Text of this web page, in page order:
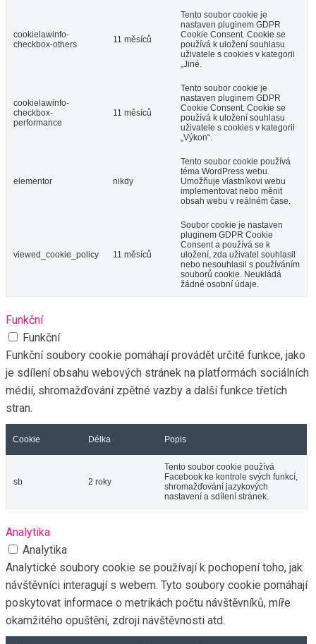
cookielawinfo-
checkbox-others
11 měsíců
Tento soubor cookie je
nastaven pluginem GDPR
Cookie Consent. Cookie se
používá k uložení souhlasu
uživatele s cookies v kategorii
„Jiné.
cookielawinfo-
checkbox-
performance
11 měsíců
Tento soubor cookie je
nastaven pluginem GDPR
Cookie Consent. Cookie se
používá k uložení souhlasu
uživatele s cookies v kategorii
„Výkon“.
elementor nikdy
Tento soubor cookie používá
téma WordPress webu.
Umožňuje vlastníkovi webu
implementovat nebo měnit
obsah webu v reálném čase.
viewed_cookie_policy 11 měsíců
Soubor cookie je nastaven
pluginem GDPR Cookie
Consent a používá se k
uložení, zda uživatel souhlasil
nebo nesouhlasil s používáním
souborů cookie. Neukládá
žádné osobní údaje.
Funkční
Funkční
Funkční soubory cookie pomáhají provádět určité funkce, jako
je sdílení obsahu webových stránek na platformách sociálních
médií, shromažďování zpětné vazby a další funkce třetích
stran.
Cookie Délka Popis
sb 2 roky
Tento soubor cookie používá
Facebook ke kontrole svých funkcí,
shromažďování jazykových
nastavení a sdílení stránek.
Analytika
Analytika
Analytické soubory cookie se používají k pochopení toho, jak
návštěvníci interagují s webem. Tyto soubory cookie pomáhají
poskytovat informace o metrikách počtu návštěvníků, míře
okamžitého opuštění, zdroji návštěvnosti atd.